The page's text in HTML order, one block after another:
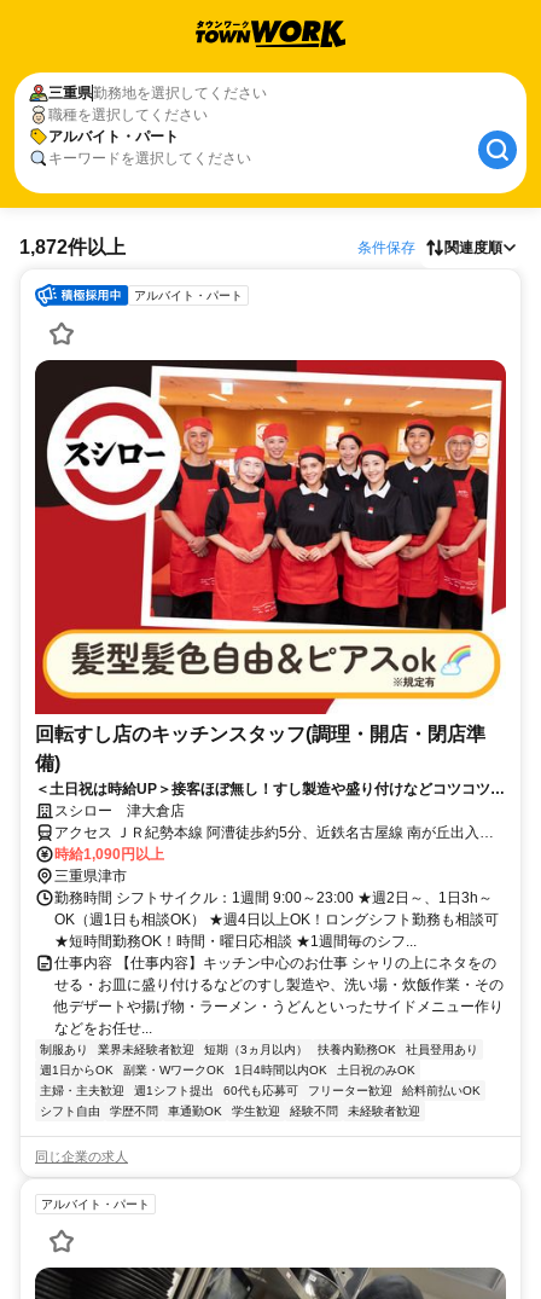
三重県勤務地を選択してください
職種を選択してください
アルバイト・パート
キーワードを選択してください
1,872件以上 条件保存 関連度順
アルバイト・パート
回転すし店のキッチンスタッフ(調理・開店・閉店準
備)
＜土日祝は時給UP＞接客ほぼ無し！すし製造や盛り付けなどコツコツ働
けるスシロー 津大倉店
アクセス ＪＲ紀勢本線 阿漕徒歩約5分、近鉄名古屋線 南が丘出入口1
徒歩約23分、近鉄名古屋線 津新町徒歩約28分
時給1,090円以上
三重県津市
勤務時間 シフトサイクル：1週間 9:00～23:00 ★週2日～、1日3h～
OK（週1日も相談OK） ★週4日以上OK！ロングシフト勤務も相談可
★短時間勤務OK！時間・曜日応相談 ★1週間毎のシフ...
仕事内容 【仕事内容】キッチン中心のお仕事 シャリの上にネタをの
せる・お皿に盛り付けるなどのすし製造や、洗い場・炊飯作業・その
他デザートや揚げ物・ラーメン・うどんといったサイドメニュー作り
などをお任せ...
制服あり 業界未経験者歓迎 短期（3ヵ月以内） 扶養内勤務OK
社員登用あり
週1日からOK
副業・WワークOK 1日4時間以内OK
土日祝のみOK
主婦・主夫歓迎
週1シフト提出 60代も応募可 フリーター歓迎
給料前払いOK
シフト自由
学歴不問 車通勤OK 学生歓迎 経験不問 未経験者歓迎
同じ企業の求人
アルバイト・パート